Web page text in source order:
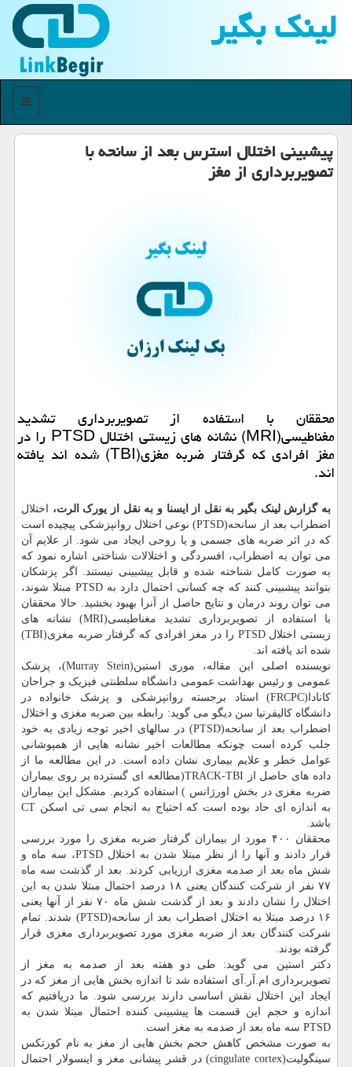
لینك بگیر
منو
پیشبینی اختلال استرس بعد از سانحه با
تصویربرداری از مغز
محققان با استفاده از تصویربرداری تشدید
مغناطیسی(MRI) نشانه های زیستی اختلال PTSD را در
مغز افرادی که گرفتار ضربه مغزی(TBI) شده اند یافته
اند.
به گزارش لینک بگیر به نقل از ایسنا و به نقل از یورک الرت، اختلال
اضطراب بعد از سانحه(PTSD) نوعی اختلال روانپزشکی پیچیده است
که در اثر ضربه های جسمی و یا روحی ایجاد می شود. از علایم آن
می توان به اضطراب، افسردگی و اختلالات شناختی اشاره نمود که
به صورت کامل شناخته شده و قابل پیشبینی نیستند. اگر پزشکان
بتوانند پیشبینی کنند که چه کسانی احتمال دارد به PTSD مبتلا شوند،
می توان روند درمان و نتایج حاصل از آنرا بهبود بخشید. حالا محققان
با استفاده از تصویربرداری تشدید مغناطیسی(MRI) نشانه های
زیستی اختلال PTSD را در مغز افرادی که گرفتار ضربه مغزی(TBI)
شده اند یافته اند.
نویسنده اصلی این مقاله، موری استین(Murray Stein)، پزشک
عمومی و رئیس بهداشت عمومی دانشگاه سلطنتی فیزیک و جراحان
کانادا(FRCPC) استاد برجسته روانپزشکی و پزشک خانواده در
دانشگاه کالیفرنیا سن دیگو می گوید: رابطه بین ضربه مغزی و اختلال
اضطراب بعد از سانحه(PTSD) در سالهای اخیر توجه زیادی به خود
جلب کرده است چونکه مطالعات اخیر نشانه هایی از همپوشانی
عوامل خطر و علایم بیماری نشان داده است. در این مطالعه ما از
داده های حاصل از TRACK-TBI(مطالعه ای گسترده بر روی بیماران
ضربه مغزی در بخش اورژانس ) استفاده کردیم. مشکل این بیماران
به اندازه ای حاد بوده است که احتیاج به انجام سی تی اسکن CT
باشد.
محققان ۴۰۰ مورد از بیماران گرفتار ضربه مغزی را مورد بررسی
قرار دادند و آنها را از نظر مبتلا شدن به اختلال PTSD، سه ماه و
شش ماه بعد از صدمه مغزی ارزیابی کردند. بعد از گذشت سه ماه
۷۷ نفر از شرکت کنندگان یعنی ۱۸ درصد احتمال مبتلا شدن به این
اختلال را نشان دادند و بعد از گذشت شش ماه ۷۰ نفر از آنها یعنی
۱۶ درصد مبتلا به اختلال اضطراب بعد از سانحه(PTSD) شدند. تمام
شرکت کنندگان بعد از ضربه مغزی مورد تصویربرداری مغزی قرار
گرفته بودند.
دکتر استین می گوید: طی دو هفته بعد از صدمه به مغز از
تصویربرداری ام.آر.آی استفاده شد تا اندازه بخش هایی از مغز که در
ایجاد این اختلال نقش اساسی دارند بررسی شود. ما دریافتیم که
اندازه و حجم این قسمت ها پیشبینی کننده احتمال مبتلا شدن به
PTSD سه ماه بعد از صدمه به مغز است.
به صورت مشخص کاهش حجم بخش هایی از مغز به نام کورتکس
سینگولیت(cingulate cortex) در قشر پیشانی مغز و اینسولار احتمال